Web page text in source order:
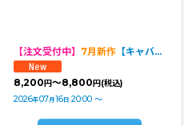
【注文受付中】 7月新作 【キャバスーツ LIMITED】Airy SMOCK：Grey Camo
8,200 円～8,800 円 (税込)
2026年07月16日 20:00 ～